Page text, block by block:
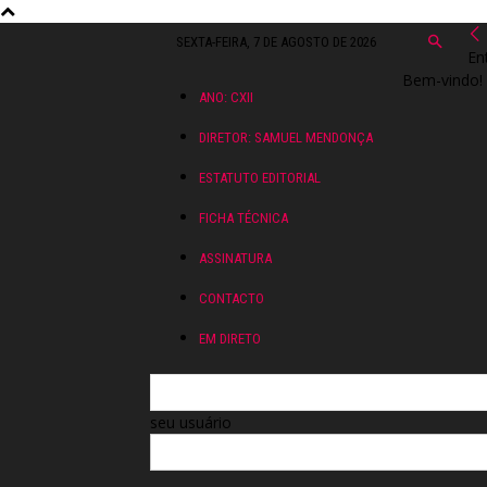
SEXTA-FEIRA, 7 DE AGOSTO DE 2026
ANO: CXII
DIRETOR: SAMUEL MENDONÇA
ESTATUTO EDITORIAL
FICHA TÉCNICA
ASSINATURA
CONTACTO
EM DIRETO
Bem-
seu usuário